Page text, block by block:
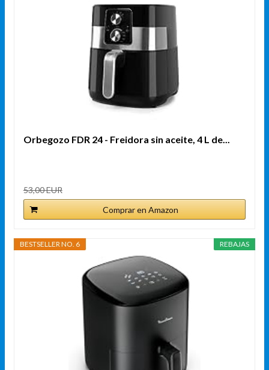
Orbegozo FDR 24 - Freidora sin aceite, 4 L de...
53,00 EUR
Comprar en Amazon
REBAJAS
BESTSELLER NO. 6